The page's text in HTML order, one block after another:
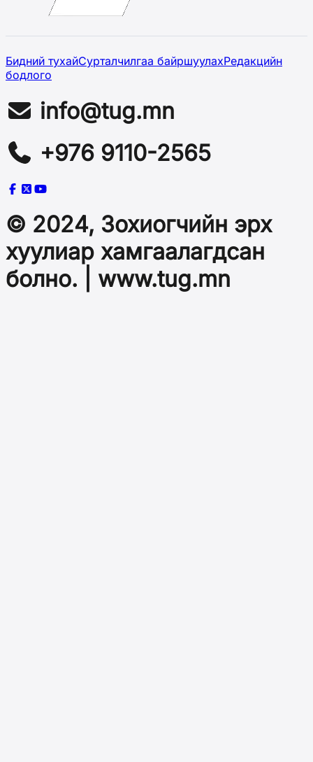
Бидний тухайСурталчилгаа байршуулахРедакцийн
бодлого
info@tug.mn
+976 9110-2565
© 2024, Зохиогчийн эрх
хуулиар хамгаалагдсан
болно. | www.tug.mn